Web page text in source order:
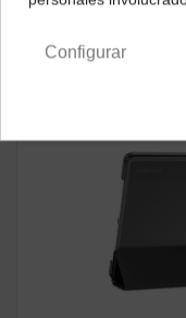
Configurar